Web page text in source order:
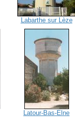
Labarthe sur Lèze
Latour-Bas-Elne